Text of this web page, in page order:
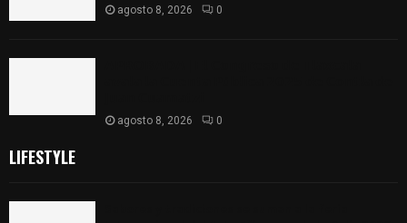
agosto 8, 2026 0
agosto 8, 2026 0
LIFESTYLE